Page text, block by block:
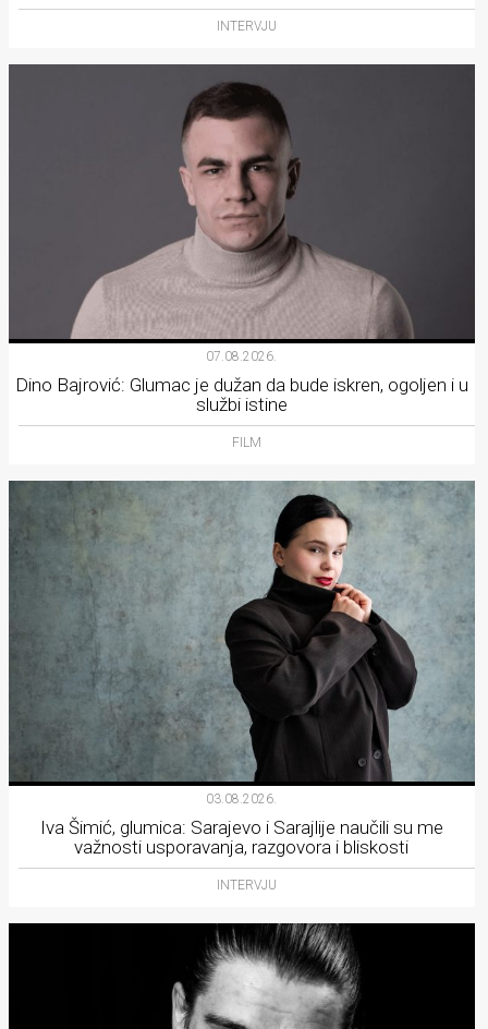
INTERVJU
07.08.2026.
Dino Bajrović: Glumac je dužan da bude iskren, ogoljen i u
službi istine
FILM
03.08.2026.
Iva Šimić, glumica: Sarajevo i Sarajlije naučili su me
važnosti usporavanja, razgovora i bliskosti
INTERVJU